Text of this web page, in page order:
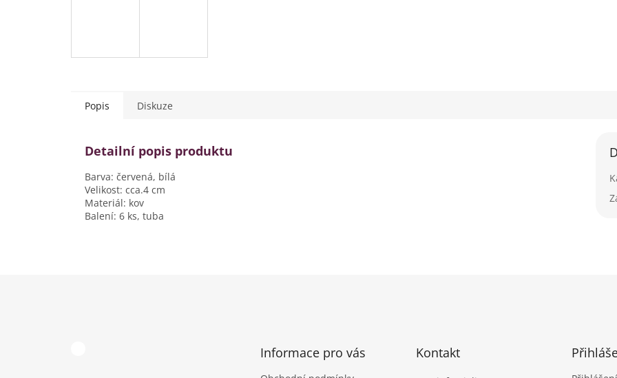
Popis Diskuze
Detailní popis produktu
Barva: červená, bílá
Velikost: cca.4 cm
Materiál: kov
Balení: 6 ks, tuba
Informace pro vás Kontakt